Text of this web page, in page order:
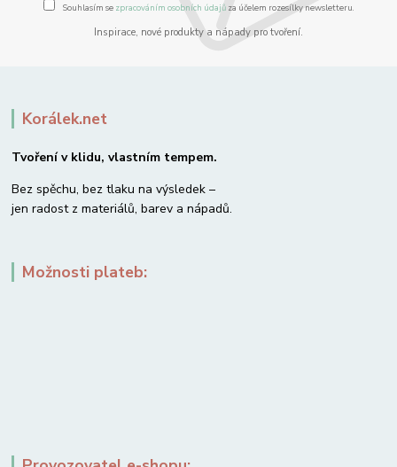
Souhlasím se zpracováním osobních údajůza účelem rozesílky newsletteru.
Inspirace, nové produkty a nápady pro tvoření.
Korálek.net
Tvoření v klidu, vlastním tempem.
Bez spěchu, bez tlaku na výsledek –
jen radost z materiálů, barev a nápadů.
Možnosti plateb: